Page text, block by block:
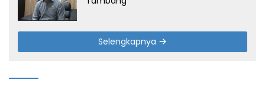
Selengkapnya